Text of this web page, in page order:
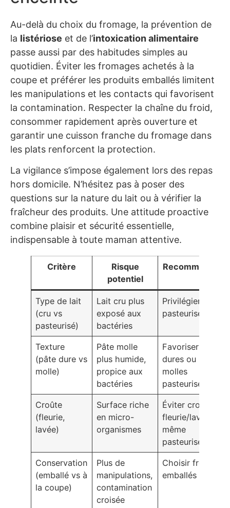
Au-delà du choix du fromage, la prévention de
la listériose et de l’intoxication alimentaire
passe aussi par des habitudes simples au
quotidien. Éviter les fromages achetés à la
coupe et préférer les produits emballés limitent
les manipulations et les contacts qui favorisent
la contamination. Respecter la chaîne du froid,
consommer rapidement après ouverture et
garantir une cuisson franche du fromage dans
les plats renforcent la protection.
La vigilance s’impose également lors des repas
hors domicile. N’hésitez pas à poser des
questions sur la nature du lait ou à vérifier la
fraîcheur des produits. Une attitude proactive
combine plaisir et sécurité essentielle,
indispensable à toute maman attentive.
Critère
Risque
potentiel
Type de lait
(cru vs
pasteurisé)
Lait cru plus
exposé aux
bactéries
Privilégier lait
pasteurisé
Texture
(pâte dure vs
molle)
Pâte molle
plus humide,
propice aux
bactéries
Favoriser pâtes
dures ou pâtes
molles
pasteurisées
Croûte
(fleurie,
lavée)
Surface riche
en micro-
organismes
Éviter croûtes
fleurie/lavée
même
pasteurisées
Conservation
(emballé vs à
la coupe)
Plus de
manipulations,
contamination
croisée
Choisir fromages
emballés